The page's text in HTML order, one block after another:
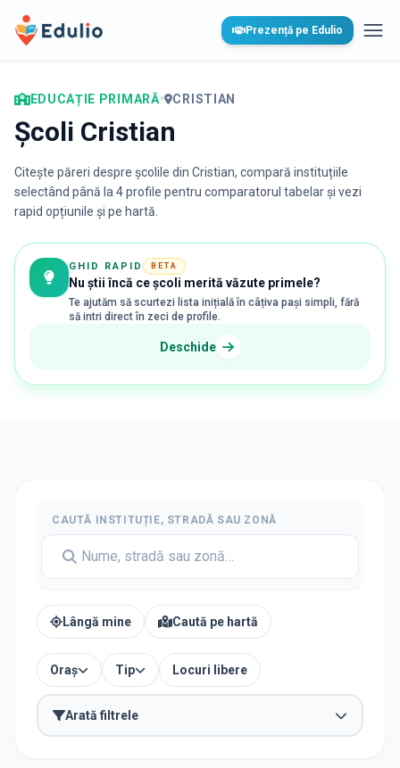
Edulio Prezență pe Edulio
EDUCAȚIE PRIMARĂ• CRISTIAN
Școli Cristian
Citește păreri despre școlile din Cristian, compară instituțiile
selectând până la 4 profile pentru comparatorul tabelar și vezi
rapid opțiunile și pe hartă.
GHID RAPID BETA
Nu știi încă ce școli merită văzute primele?
Te ajutăm să scurtezi lista inițială în câțiva pași simpli, fără
să intri direct în zeci de profile.
Deschide
CAUTĂ INSTITUȚIE, STRADĂ SAU ZONĂ
Lângă mine Caută pe hartă
Oraș Tip Locuri libere
Arată filtrele